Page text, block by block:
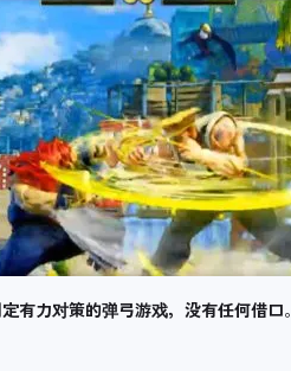
有力对策的弹弓游戏，没有任何借口。